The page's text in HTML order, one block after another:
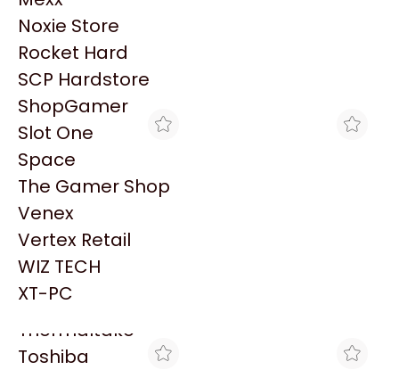
PNY
Palit
Philips
PowerColor
Razer
Redragon
Samsung
Sandisk
Sapphire
Seagate
Sentey
Solarmax
Thermaltake
Toshiba
Noxie Store
Rocket Hard
SCP Hardstore
ShopGamer
Slot One
Space
The Gamer Shop
Venex
Vertex Retail
WIZ TECH
XT-PC
Similares
Explorá más productos similares
BLACK
FUENTE LENOVO
CENTER S
$340.347